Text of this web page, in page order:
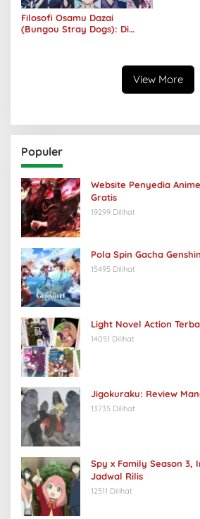
Filosofi Osamu Dazai
(Bungou Stray Dogs): Di
View More
Populer
Website Penyedia
Gratis
19299 Dilihat
Pola Spin Gacha
15495 Dilihat
Light Novel Action
14051 Dilihat
Jigokuraku: Review
13735 Dilihat
Spy x Family Season 3,
Jadwal Rilis
12511 Dilihat